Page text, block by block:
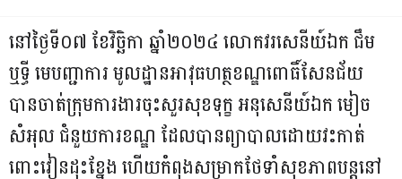
នៅថ្ងៃទី០៧ ខែវិច្ឆិកា ឆ្នាំ២០២៤ លោកវរសេនីយ៍ឯក ជឹម
ឬទ្ធី មេបញ្ជាការ មូលដ្ឋានអាវុធហត្ថខណ្ឌពោធិ៍សែនជ័យ
បានចាត់ក្រុមការងារចុះសួរសុខទុក្ខ អនុសេនីយ៍ឯក មៀច
សំអុល ជំនួយការខណ្ឌ ដែលបានព្យាបាលដោយវះកាត់
ពោះវៀនដុះខ្នែង ហើយកំពុងសម្រាកថែទាំសុខភាពបន្តនៅ